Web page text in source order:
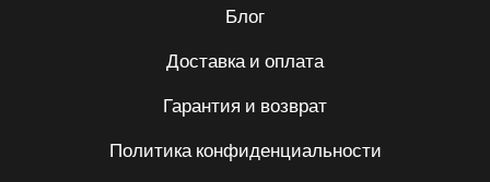
Блог
Доставка и оплата
Гарантия и возврат
Политика конфиденциальности